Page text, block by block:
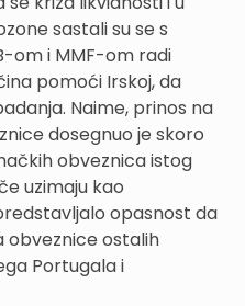
sastali su se s
om i MMF-om radi
pomoći Irskoj, da
Naime, prinos na
dosegnuo je skoro
obveznica istog
uzimaju kao
opasnost da
obveznice ostalih
Portugala i